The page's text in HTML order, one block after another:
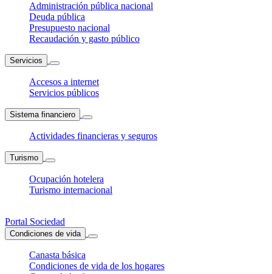
Administración pública nacional
Deuda pública
Presupuesto nacional
Recaudación y gasto público
Servicios
Accesos a internet
Servicios públicos
Sistema financiero
Actividades financieras y seguros
Turismo
Ocupación hotelera
Turismo internacional
Portal Sociedad
Condiciones de vida
Canasta básica
Condiciones de vida de los hogares